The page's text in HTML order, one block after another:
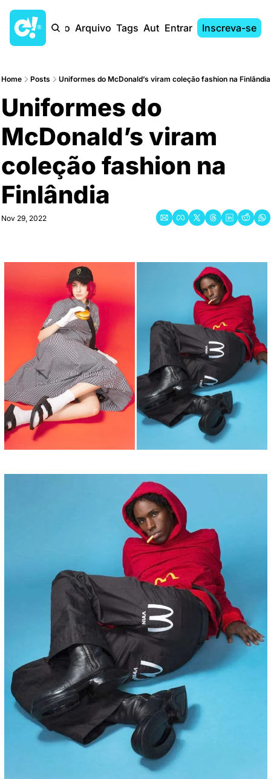
Início Arquivo Tags AutoresEntrar Inscreva-se
Home Posts Uniformes do McDonald’s viram coleção fashion na Finlândia
Uniformes do
McDonald’s viram
coleção fashion na
Finlândia
Nov 29, 2022